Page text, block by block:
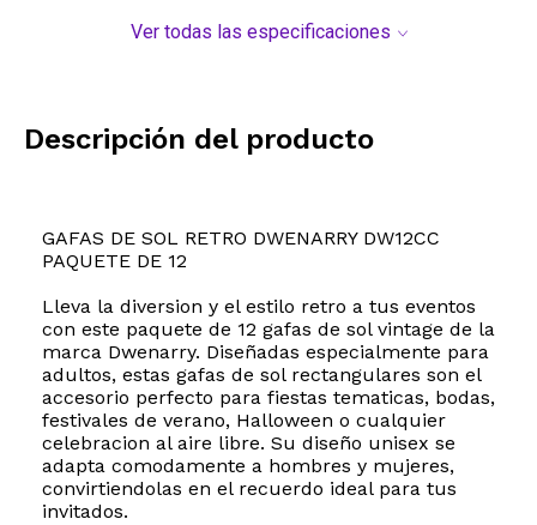
Ver todas las especificaciones
Descripción del producto
GAFAS DE SOL RETRO DWENARRY DW12CC
PAQUETE DE 12
Lleva la diversion y el estilo retro a tus eventos
con este paquete de 12 gafas de sol vintage de la
marca Dwenarry. Diseñadas especialmente para
adultos, estas gafas de sol rectangulares son el
accesorio perfecto para fiestas tematicas, bodas,
festivales de verano, Halloween o cualquier
celebracion al aire libre. Su diseño unisex se
adapta comodamente a hombres y mujeres,
convirtiendolas en el recuerdo ideal para tus
invitados.